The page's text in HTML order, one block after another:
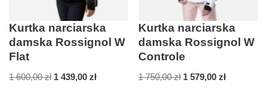
Kurtka narciarska
damska Rossignol W
Flat
1 600,00zł 1 439,00 zł
Kurtka narciarska
damska Rossignol W
Controle
1 750,00zł 1 579,00zł